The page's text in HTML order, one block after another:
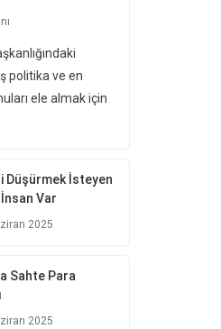
politika ve en
ele almak için
Düşürmek İsteyen
Var
2025
Sahte Para
2025